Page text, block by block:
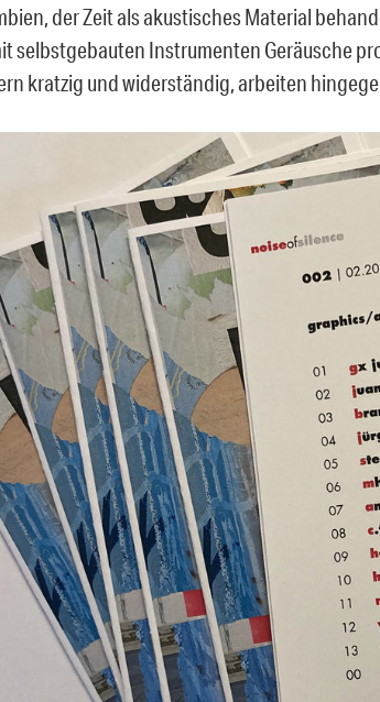
der Zeit als akustisches Material
selbstgebauten Instrumenten Geräusche
kratzig und widerständig, arbeiten